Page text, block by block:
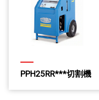
PPH25RR***切割機